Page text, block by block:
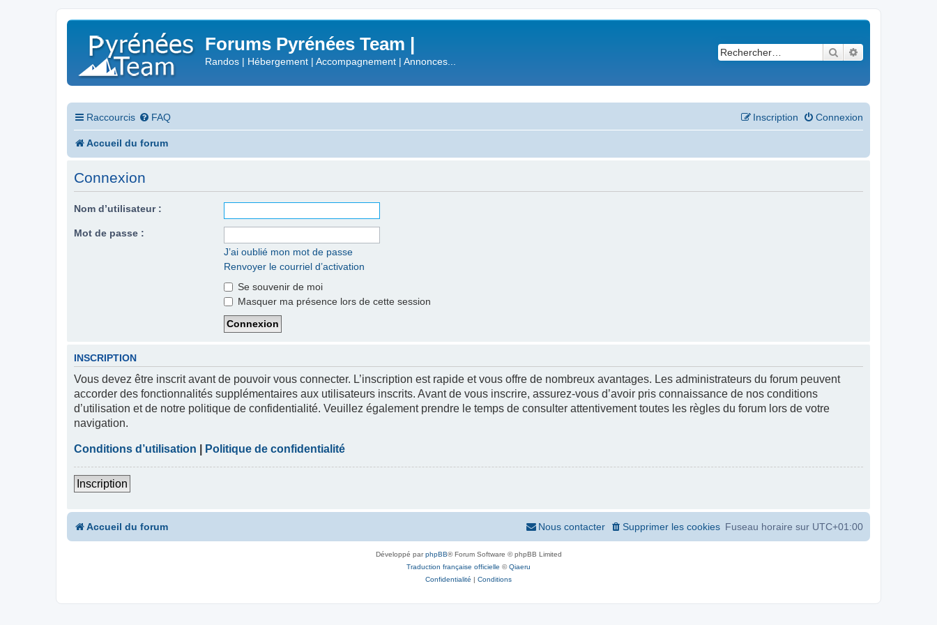
Forums Pyrénées Team |
Randos | Hébergement | Accompagnement | Annonces...
Rechercher
Raccourcis FAQ Connexion
Inscription
Accueil du forum
Connexion
Nom d’utilisateur :
Mot de passe :
J’ai oublié mon mot de passe
Renvoyer le courriel d’activation
Se souvenir de moi
Masquer ma présence lors de cette session
INSCRIPTION
Vous devez être inscrit avant de pouvoir vous connecter. L’inscription est rapide et vous offre de nombreux avantages. Les administrateurs du forum peuvent
accorder des fonctionnalités supplémentaires aux utilisateurs inscrits. Avant de vous inscrire, assurez-vous d’avoir pris connaissance de nos conditions
d’utilisation et de notre politique de confidentialité. Veuillez également prendre le temps de consulter attentivement toutes les règles du forum lors de votre
navigation.
Conditions d’utilisation Politique de confidentialité
Inscription
Accueil du forum Fuseau horaire sur UTC+01:00
Supprimer les cookies
Nous contacter
Développé parphpBB® Forum Software © phpBB Limited
Traduction française officielle ©Qiaeru
Confidentialité | Conditions